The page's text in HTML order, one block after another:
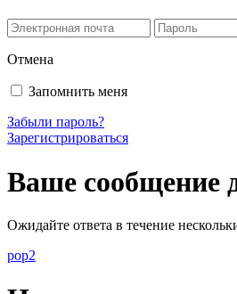
Отмена
Запомнить меня
Забыли пароль?
Зарегистрироваться
Ваше сообщение
Ожидайте ответа в течение
pop2